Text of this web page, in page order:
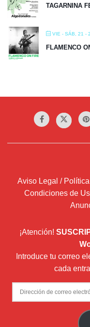
TAGARNINA
VIE - SÁB, 21 -
FLAMENCO
Aviso Legal /
Condiciones de
¡Atención!
Introduce tu correo
cada
Dirección
de